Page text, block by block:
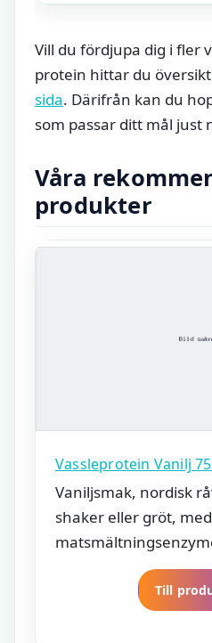
Vill du fördjupa dig i fler
protein hittar du
sida. Därifrån kan du
som passar ditt mål just
Våra
produkter
Vassleprotein Vanilj
Vaniljsmak, nordisk
shaker eller gröt,
Till